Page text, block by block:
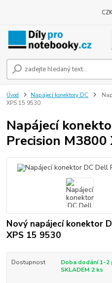
Úvod Napájecí konektory DC
XPS 15 9530
Napájecí
Precision
Nový napájecí konektor
XPS 15 9530
Dostupnost
Doba dodání 1-2
SKLADEM 2 ks